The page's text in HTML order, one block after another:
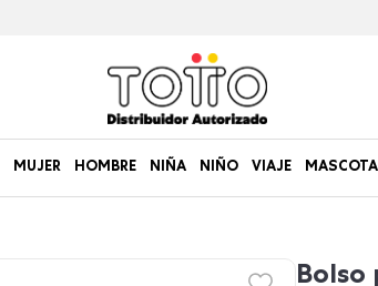
MUJER HOMBRE NIÑA NIÑO VIAJE
Bolso